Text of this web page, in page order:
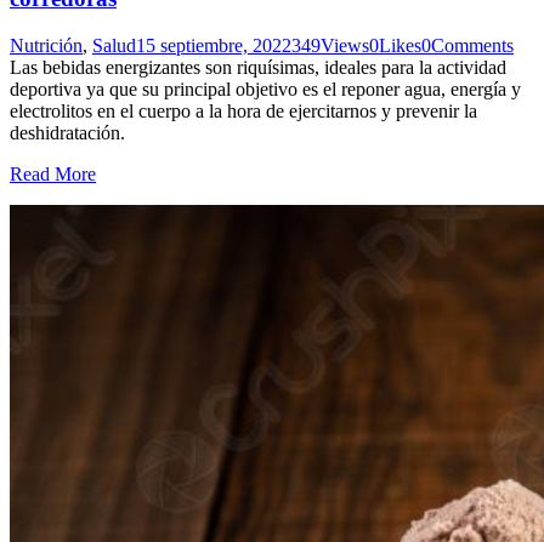
Nutrición, Salud15 septiembre, 2022349Views0Likes0Comments
Las bebidas energizantes son riquísimas, ideales para la actividad
deportiva ya que su principal objetivo es el reponer agua, energía y
electrolitos en el cuerpo a la hora de ejercitarnos y prevenir la
deshidratación.
Read More